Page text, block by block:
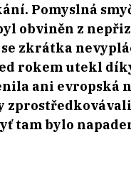
Pomyslná
obviněn z
zkrátka
rokem utekl
ani evropská
tam bylo